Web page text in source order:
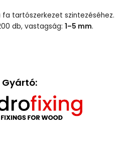
tartószerkezet szintezéséhez.
db, vastagság: 1–5 mm.
Gyártó: